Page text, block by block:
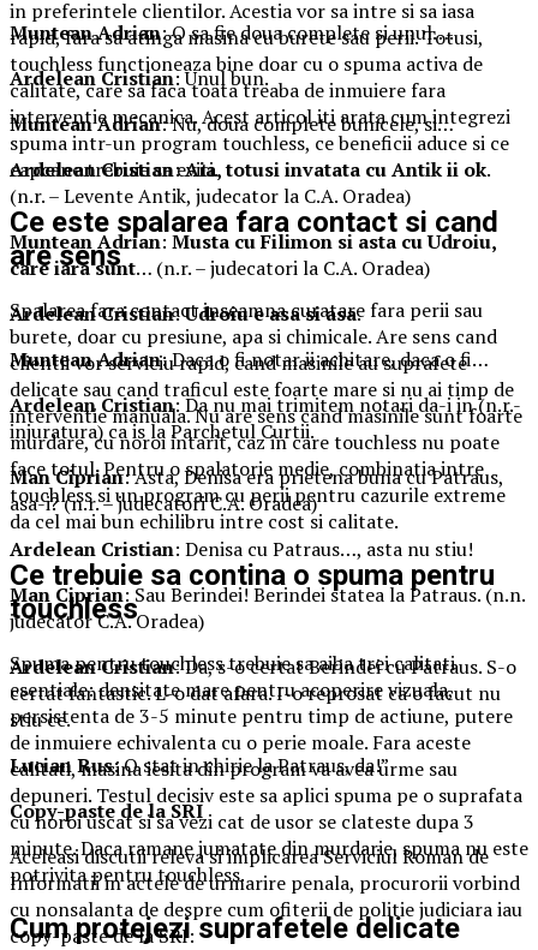
Muntean Adrian: O sa fie doua complete si unul….
Ardelean Cristian: Unul bun.
Muntean Adrian: Nu, doua complete bunicele, si…
Ardelean Cristian:Aia, totusi invatata cu Antik ii ok.
(n.r. – Levente Antik, judecator la C.A. Oradea)
Muntean Adrian: Musta cu Filimon si asta cu Udroiu,
care iara sunt… (n.r. – judecatori la C.A. Oradea)
Ardelean Cristian:Udroiu e asa si asa.
Muntean Adrian: Daca o fi notar ii achitare, daca o fi…
Ardelean Cristian: Da nu mai trimitem notari da-i in (n.r.-
injuratura) ca is la Parchetul Curtii.
Man Ciprian: Asta, Denisa era prietena buna cu Patraus,
asa-i? (n.r. – judecatori C.A. Oradea)
Ardelean Cristian: Denisa cu Patraus…, asta nu stiu!
Man Ciprian: Sau Berindei! Berindei statea la Patraus. (n.n.
judecator C.A. Oradea)
Ardelean Cristian: Da, s-o certat Berindei cu Patraus. S-o
certat fantastic. L-o dat afara. I-o reprosat ca o facut nu
stiu ce.
Lucian Rus: O stat in chirie la Patraus, da!”
Copy-paste de la SRI
Aceleasi discutii releva si implicarea Serviciul Roman de
Informatii in actele de urmarire penala, procurorii vorbind
cu nonsalanta de despre cum ofiterii de politie judiciara iau
copy-paste de la SRI:
in preferintele clientilor. Acestia vor sa intre si sa iasa
rapid, fara sa atinga masina cu burete sau perii. Totusi,
touchless functioneaza bine doar cu o spuma activa de
calitate, care sa faca toata treaba de inmuiere fara
interventie mecanica. Acest articol iti arata cum integrezi
spuma intr-un program touchless, ce beneficii aduce si ce
capcane trebuie sa eviti.
Ce este spalarea fara contact si cand
are sens
Spalarea fara contact inseamna curatare fara perii sau
burete, doar cu presiune, apa si chimicale. Are sens cand
clientii vor serviciu rapid, cand masinile au suprafete
delicate sau cand traficul este foarte mare si nu ai timp de
interventie manuala. Nu are sens cand masinile sunt foarte
murdare, cu noroi intarit, caz in care touchless nu poate
face totul. Pentru o spalatorie medie, combinatia intre
touchless si un program cu perii pentru cazurile extreme
da cel mai bun echilibru intre cost si calitate.
Ce trebuie sa contina o spuma pentru
touchless
Spuma pentru touchless trebuie sa aiba trei calitati
esentiale: densitate mare pentru acoperire vizuala,
persistenta de 3-5 minute pentru timp de actiune, putere
de inmuiere echivalenta cu o perie moale. Fara aceste
calitati, masina iesita din program va avea urme sau
depuneri. Testul decisiv este sa aplici spuma pe o suprafata
cu noroi uscat si sa vezi cat de usor se clateste dupa 3
minute. Daca ramane jumatate din murdarie, spuma nu este
potrivita pentru touchless.
Cum protejezi suprafetele delicate